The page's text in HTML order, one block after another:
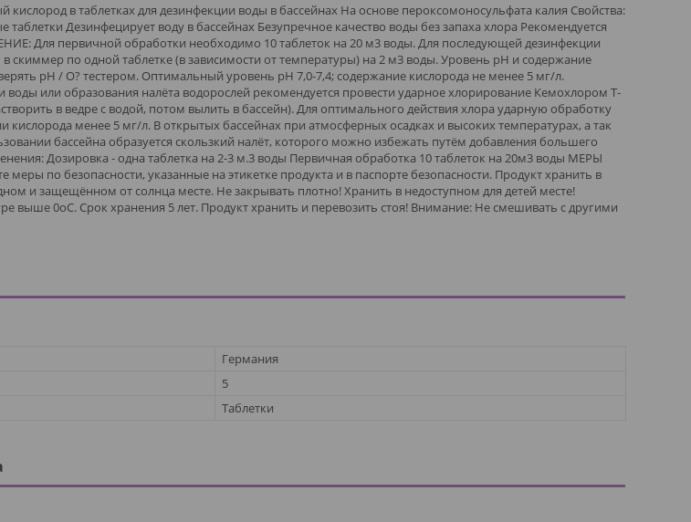
кислород в таблетках для дезинфекции воды в бассейнах На основе пероксомоносульфата калия Свойства:
Дезинфецирует воду в бассейнах Безупречное качество воды без запаха хлора Рекомендуется
Для первичной обработки необходимо 10 таблеток на 20 м3 воды. Для последующей дезинфекции
скиммер по одной таблетке (в зависимости от температуры) на 2 м3 воды. Уровень рН и содержание
pH / O? тестером. Оптимальный уровень pH 7,0-7,4; содержание кислорода не менее 5 мг/л.
или образования налёта водорослей рекомендуется провести ударное хлорирование Кемохлором T-
в ведре с водой, потом вылить в бассейн). Для оптимального действия хлора ударную обработку
кислорода менее 5 мг/л. В открытых бассейнах при атмосферных осадках и высоких температурах, а так
бассейна образуется скользкий налёт, которого можно избежать путём добавления большего
Дозировка - одна таблетка на 2-3 м.3 воды Первичная обработка 10 таблеток на 20м3 воды МЕРЫ
по безопасности, указанные на этикетке продукта и в паспорте безопасности. Продукт хранить в
и защещённом от солнца месте. Не закрывать плотно! Хранить в недоступном для детей месте!
выше 0оС. Срок хранения 5 лет. Продукт хранить и перевозить стоя! Внимание: Не смешивать с другими
Германия
5
Таблетки